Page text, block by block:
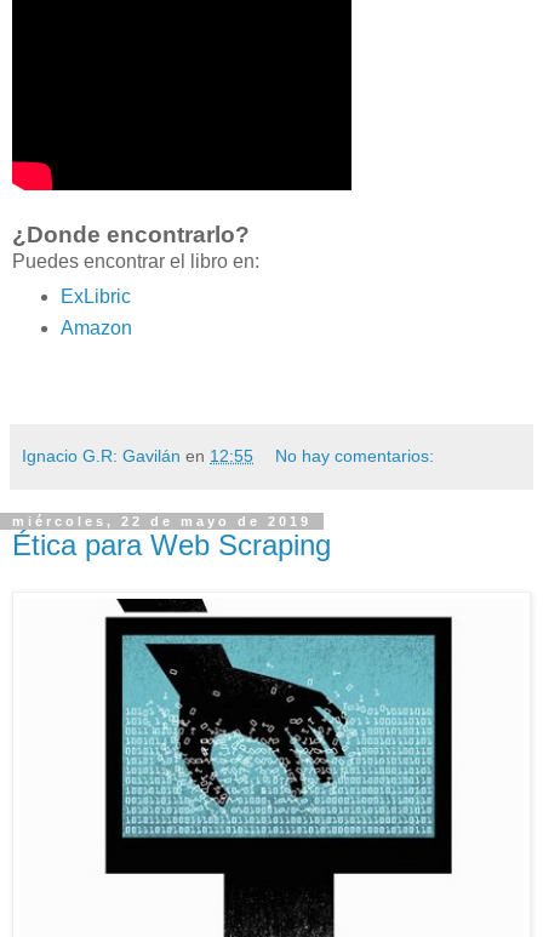
¿Donde encontrarlo?
Puedes encontrar el libro en:
ExLibric
Amazon
Ignacio G.R: Gavilán en 12:55 No hay comentarios:
miércoles, 22 de mayo de 2019
Ética para Web Scraping